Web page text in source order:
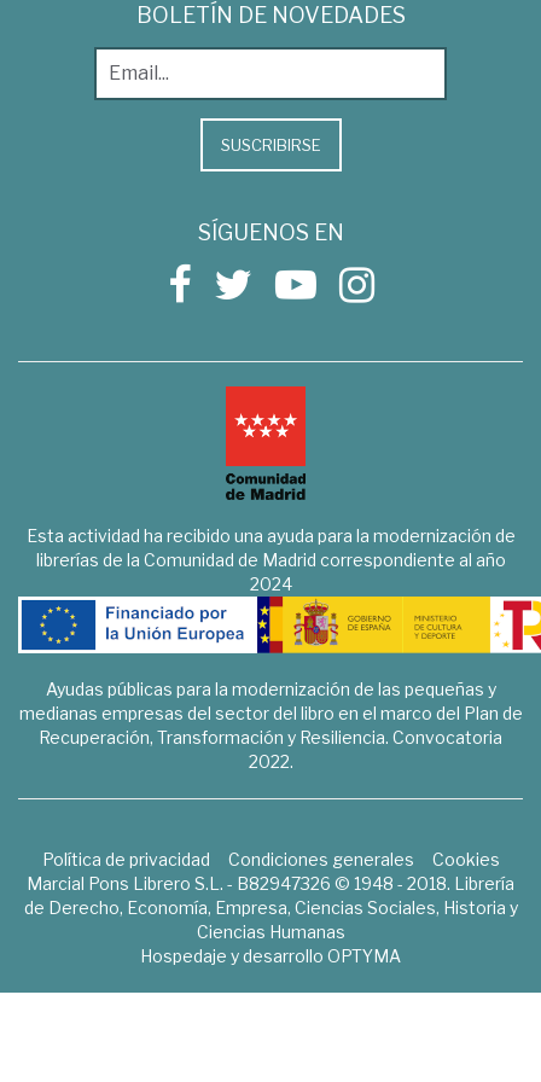
BOLETÍN DE NOVEDADES
SUSCRIBIRSE
SÍGUENOS EN
Esta actividad ha recibido una ayuda para la modernización de
librerías de la Comunidad de Madrid correspondiente al año
2024
Ayudas públicas para la modernización de las pequeñas y
medianas empresas del sector del libro en el marco del Plan de
Recuperación, Transformación y Resiliencia. Convocatoria
2022.
Política de privacidad Condiciones generales
Cookies
Marcial Pons Librero S.L. - B82947326 © 1948 - 2018. Librería
de Derecho, Economía, Empresa, Ciencias Sociales, Historia y
Ciencias Humanas
Hospedaje y desarrollo OPTYMA